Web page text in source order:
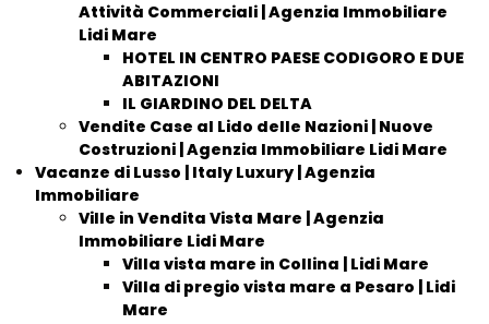
Attività Commerciali | Agenzia Immobiliare
Lidi Mare
HOTEL IN CENTRO PAESE CODIGORO E DUE
ABITAZIONI
IL GIARDINO DEL DELTA
Vendite Case al Lido delle Nazioni | Nuove
Costruzioni | Agenzia Immobiliare Lidi Mare
Vacanze di Lusso | Italy Luxury | Agenzia
Immobiliare
Ville in Vendita Vista Mare | Agenzia
Immobiliare Lidi Mare
Villa vista mare in Collina | Lidi Mare
Villa di pregio vista mare a Pesaro | Lidi
Mare